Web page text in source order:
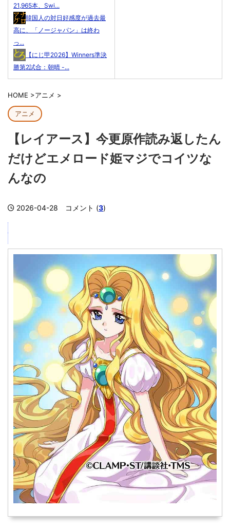
21,965本、Swi...
韓国人の対日好感度が過去最
高に、「ノージャパン」は終わ
っ...
【にじ甲2026】Winners準決
勝第2試合：朝晴 -...
HOME >アニメ >
アニメ
【レイアース】今更原作読み返したん
だけどエメロード姫マジでコイツな
んなの
2026-04-28 コメント (3)